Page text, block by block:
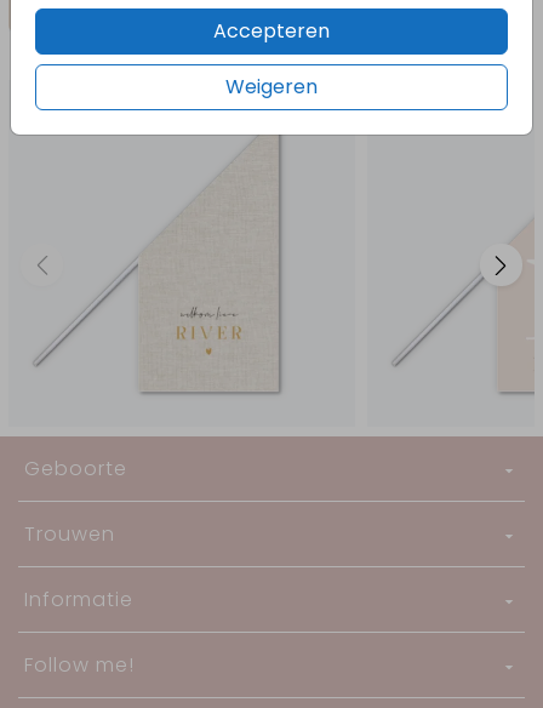
Accepteren
Weigeren
Meer in deze stijl
Geboorte
Trouwen
Informatie
Follow me!